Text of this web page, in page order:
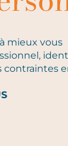
mieux vous
contraintes